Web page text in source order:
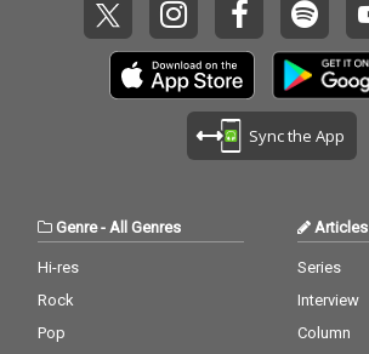
Sync the App
Genre- All Genres
Hi-res
Rock
Pop
Articles
Series
Interview
Column